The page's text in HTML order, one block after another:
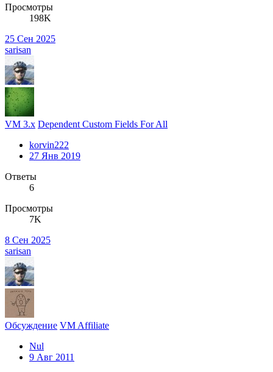
Просмотры
198K
25 Сен 2025
sarisan
VM 3.x Dependent Custom Fields For All
korvin222
27 Янв 2019
Ответы
6
Просмотры
7K
8 Сен 2025
sarisan
Обсуждение VM Affiliate
Nul
9 Авг 2011